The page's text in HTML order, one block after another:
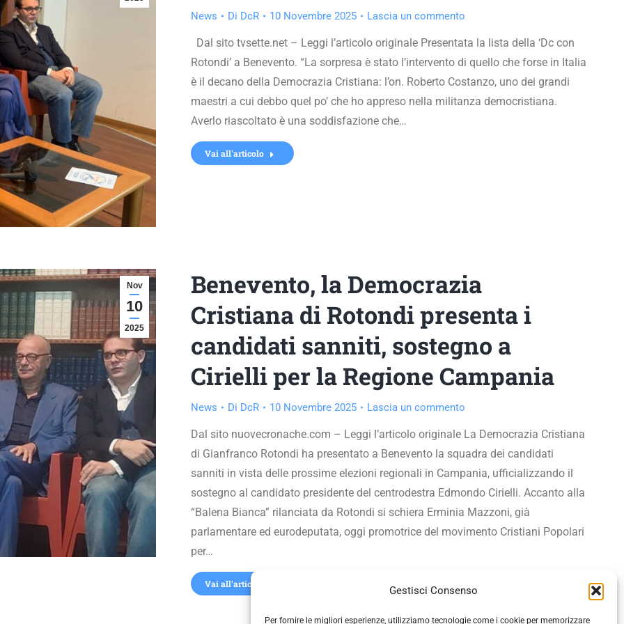
Gestisci Consenso
Per fornire le migliori esperienze, utilizziamo tecnologie come i cookie per memorizzare
News Di DcR 10 Novembre 2025 Lascia un commento
Dal sito tvsette.net – Leggi l’articolo originale Presentata la lista della ‘Dc con
Rotondi’ a Benevento. “La sorpresa è stato l’intervento di quello che forse in Italia
è il decano della Democrazia Cristiana: l’on. Roberto Costanzo, uno dei grandi
maestri a cui debbo quel po’ che ho appreso nella militanza democristiana.
Averlo riascoltato è una soddisfazione che…
Vai all'articolo
Nov
10
2025
Benevento, la Democrazia
Cristiana di Rotondi presenta i
candidati sanniti, sostegno a
Cirielli per la Regione Campania
News Di DcR 10 Novembre 2025 Lascia un commento
Dal sito nuovecronache.com – Leggi l’articolo originale La Democrazia Cristiana
di Gianfranco Rotondi ha presentato a Benevento la squadra dei candidati
sanniti in vista delle prossime elezioni regionali in Campania, ufficializzando il
sostegno al candidato presidente del centrodestra Edmondo Cirielli. Accanto alla
“Balena Bianca” rilanciata da Rotondi si schiera Erminia Mazzoni, già
parlamentare ed eurodeputata, oggi promotrice del movimento Cristiani Popolari
per…
Vai all'articolo